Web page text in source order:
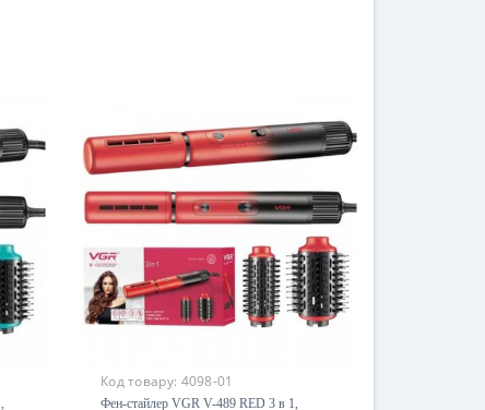
Код товару: 4098-01
Фен-стайлер VGR V-489 RED 3 в 1,